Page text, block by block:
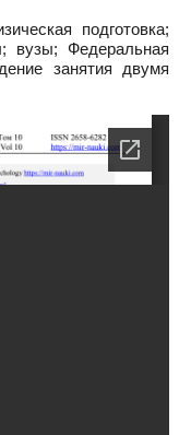
подготовка;
вузы; Федеральная
занятия двумя